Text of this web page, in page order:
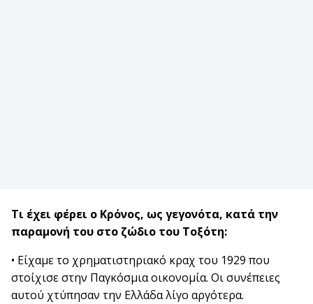
Τι έχει φέρει ο Κρόνος, ως γεγονότα, κατά την
παραμονή του στο ζώδιο του Τοξότη:
• Είχαμε το χρηματιστηριακό κραχ του 1929 που
στοίχισε στην Παγκόσμια οικονομία. Οι συνέπειες
αυτού χτύπησαν την Ελλάδα λίγο αργότερα.